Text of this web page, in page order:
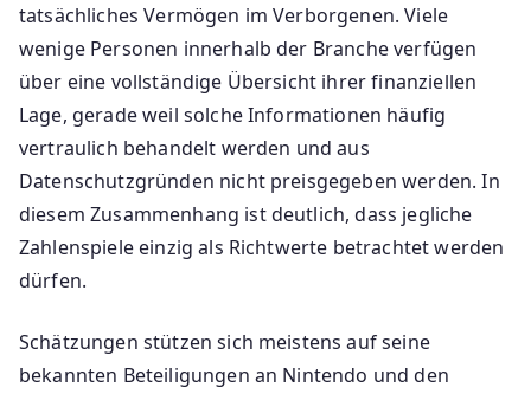
tatsächliches Vermögen im Verborgenen. Viele
wenige Personen innerhalb der Branche verfügen
über eine vollständige Übersicht ihrer finanziellen
Lage, gerade weil solche Informationen häufig
vertraulich behandelt werden und aus
Datenschutzgründen nicht preisgegeben werden. In
diesem Zusammenhang ist deutlich, dass jegliche
Zahlenspiele einzig als Richtwerte betrachtet werden
dürfen.
Schätzungen stützen sich meistens auf seine
bekannten Beteiligungen an Nintendo und den